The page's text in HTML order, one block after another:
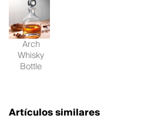
Arch
Whisky
Bottle
Artículos similares